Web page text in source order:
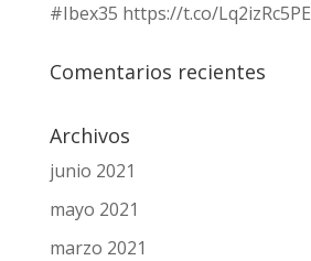
#Ibex35 https://t.co/Lq2izRc5PE
Comentarios recientes
Archivos
junio 2021
mayo 2021
marzo 2021